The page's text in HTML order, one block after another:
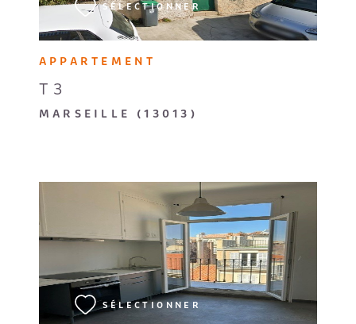
APPARTEMENT
T3
MARSEILLE (13013)
SÉLECTIONNER
SÉLECTIONNER
VOIR LE BIEN